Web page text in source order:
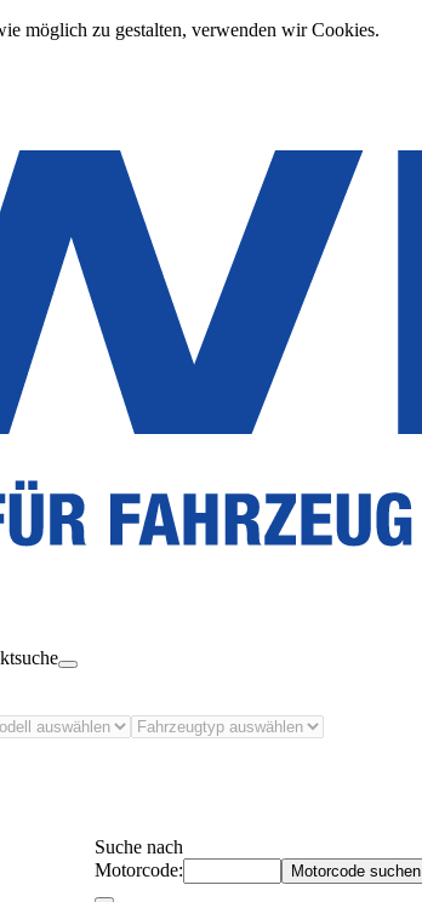
möglich zu gestalten, verwenden wir Cookies.
Suche nach
Motorcode:
Motorcode suchen